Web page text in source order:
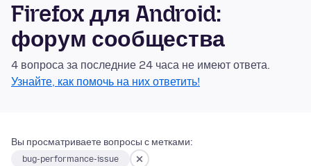
Firefox для Android:
форум сообщества
4 вопроса за последние 24 часа не имеют ответа.
Узнайте, как помочь на них ответить!
Вы просматриваете вопросы с метками:
bug-performance-issue